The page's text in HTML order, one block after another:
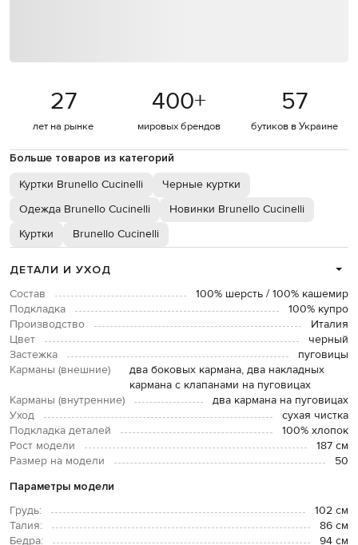
27
лет на рынке
400+
мировых брендов
57
бутиков в Украине
Больше товаров из категорий
Куртки Brunello Cucinelli
Черные куртки
Одежда Brunello Cucinelli
Новинки Brunello Cucinelli
Куртки
Brunello Cucinelli
ДЕТАЛИ И УХОД
Состав
100% шерсть / 100% кашемир
Подкладка
100% купро
Производство
Италия
Цвет
черный
Застежка
пуговицы
Карманы (внешние)
два боковых кармана, два накладных
кармана с клапанами на пуговицах
Карманы (внутренние)
два кармана на пуговицах
Уход
сухая чистка
Подкладка деталей
100% хлопок
Рост модели
187 см
Размер на модели
50
Параметры модели
Грудь:
102 см
Талия:
86 см
Бедра:
94 см